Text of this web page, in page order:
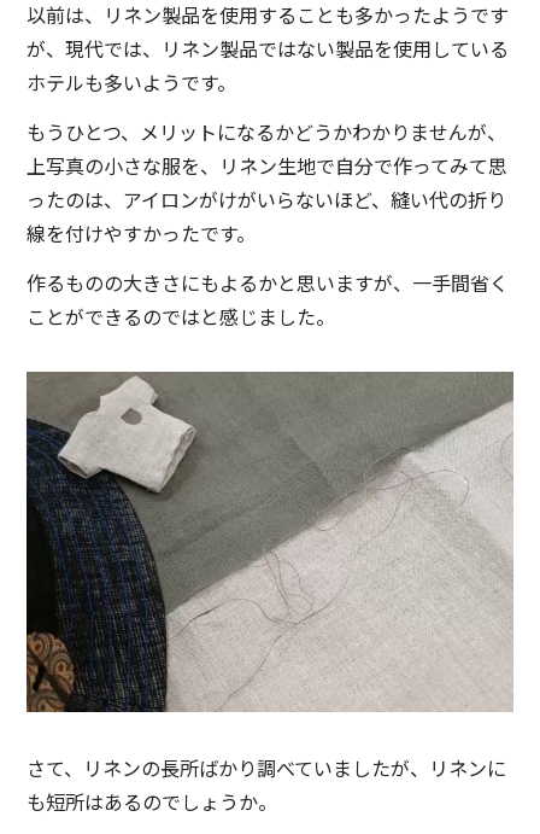
以前は、リネン製品を使用することも多かったようです
が、現代では、リネン製品ではない製品を使用している
ホテルも多いようです。
もうひとつ、メリットになるかどうかわかりませんが、
上写真の小さな服を、リネン生地で自分で作ってみて思
ったのは、アイロンがけがいらないほど、縫い代の折り
線を付けやすかったです。
作るものの大きさにもよるかと思いますが、一手間省く
ことができるのではと感じました。
さて、リネンの長所ばかり調べていましたが、リネンに
も短所はあるのでしょうか。